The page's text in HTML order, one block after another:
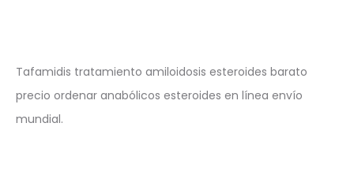
Tafamidis tratamiento amiloidosis esteroides barato
precio ordenar anabólicos esteroides en línea envío
mundial.